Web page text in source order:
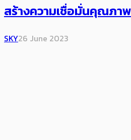
สร้างความเชื่อมั่นคุณภา
SKY26 June 2023